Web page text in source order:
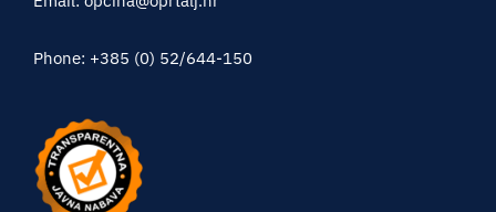
Phone: +385 (0) 52/644-150